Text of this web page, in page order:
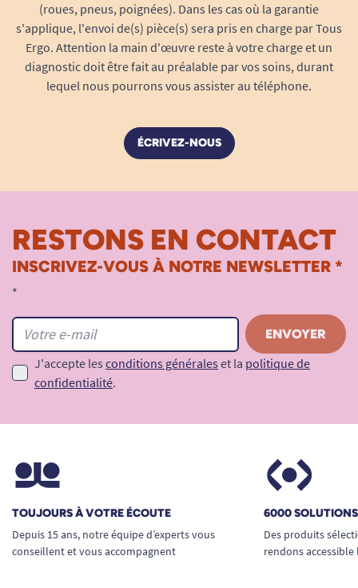
(roues, pneus, poignées). Dans les cas où la garantie
s'applique, l'envoi de(s) pièce(s) sera pris en charge par Tous
Ergo. Attention la main d'œuvre reste à votre charge et un
diagnostic doit être fait au préalable par vos soins, durant
lequel nous pourrons vous assister au téléphone.
ÉCRIVEZ-NOUS
RESTONS EN CONTACT
INSCRIVEZ-VOUS À NOTRE NEWSLETTER *
*
J'accepte les conditions générales et la politique de
confidentialité.
TOUJOURS À VOTRE ÉCOUTE
Depuis 15 ans, notre équipe d’experts vous
conseillent et vous accompagnent
6000
Des produits
rendons